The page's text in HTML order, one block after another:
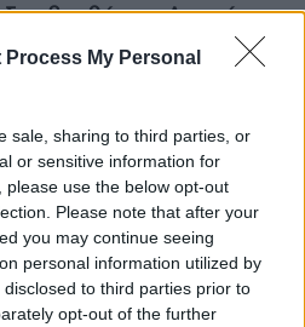
Process My Personal
sale, sharing to third parties, or
or sensitive information for
use the below opt-out
Please note that after your
you may continue seeing
personal information utilized by
to third parties prior to
opt-out of the further
βοηθά στη Διαχείριση
πρόσθετα (π.χ.
θερμίδες.
έχει ήπια
που σημαίνει ότι μπορεί
τον βασικό μεταβολικό
φανεί πως μπορεί να